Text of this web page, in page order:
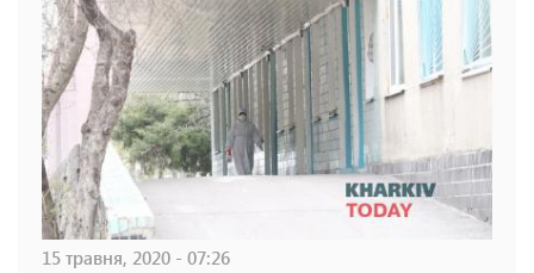
15 травня, 2020 - 07:26